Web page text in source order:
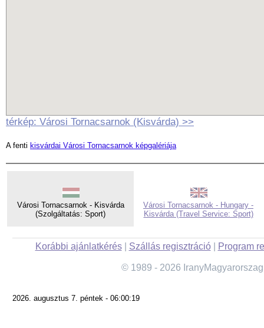
térkép: Városi Tornacsarnok (Kisvárda) >>
A fenti kisvárdai Városi Tornacsarnok képgalériája
Városi Tornacsarnok - Kisvárda
(Szolgáltatás: Sport)
Városi Tornacsarnok - Hungary -
Kisvárda (Travel Service: Sport)
Korábbi ajánlatkérés| Szállás regisztráció| Program
© 1989 - 2026
2026. augusztus 7. péntek - 06:00:19